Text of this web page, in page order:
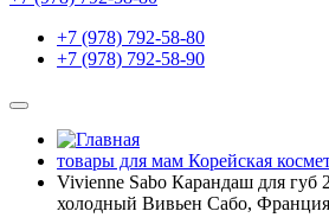
+7 (978) 792-58-80
+7 (978) 792-58-90
товары для мам Корейская
Vivienne Sabo Карандаш для губ
холодный Вивьен Сабо, Франция